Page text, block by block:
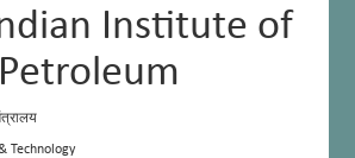
Institute of
Petroleum
Technology